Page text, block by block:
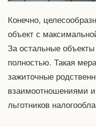
Конечно,
объект с
За остальные
полностью. Такая
зажиточные
взаимоотношениями
льготников